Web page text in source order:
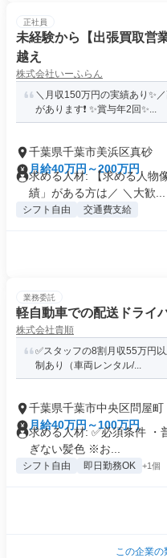
正社員
未経験から【出張買取営
越え
株式会社いーふらん
＼月収150万円の実績あり✨
があります❗ ✨賞与年2回✨...
千葉県千葉市美浜区真砂
月給40万円～200万円
求める人材: 【求める人物
績」がある方は／ ＼大歓...
シフト自由 交通費支給
業務委託
軽自動車での配送ドライ
株式会社貴順
✅スタッフの8割月収55万円
制あり（車両レンタル/...
千葉県千葉市中央区問屋町
月給40万円～100万円
求める人材: ✅️必須条件 ・
ぎない髪色 ※お...
シフト自由 即日勤務OK +1個
この企業の